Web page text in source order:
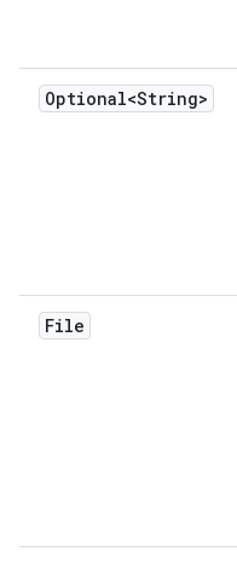
Optional<String>
File